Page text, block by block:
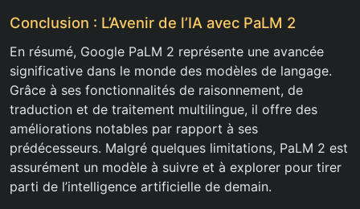
Conclusion : L’Avenir de l’IA avec PaLM 2
En résumé, Google PaLM 2 représente une avancée
significative dans le monde des modèles de langage.
Grâce à ses fonctionnalités de raisonnement, de
traduction et de traitement multilingue, il offre des
améliorations notables par rapport à ses
prédécesseurs. Malgré quelques limitations, PaLM 2 est
assurément un modèle à suivre et à explorer pour tirer
parti de l’intelligence artificielle de demain.